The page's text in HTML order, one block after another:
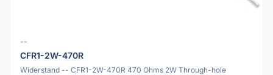
--
CFR1-2W-470R
Widerstand -- CFR1-2W-470R 470 Ohms 2W Through-hole